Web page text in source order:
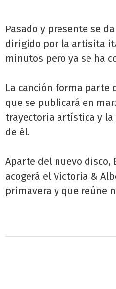
Pasado y presente se
dirigido por la artisita
minutos pero ya se ha
La canción forma parte
que se publicará en
trayectoria artística y la
de él.
Aparte del nuevo disco,
acogerá el Victoria &
primavera y que reúne